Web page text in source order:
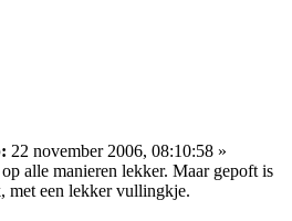
22 november 2006, 08:10:58 »
alle manieren lekker. Maar gepoft is
met een lekker vullingkje.